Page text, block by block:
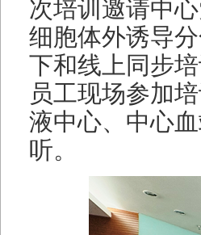
次培训邀请中
细胞体外诱导
下和线上同步
员工现场参加
液中心、中心
听。